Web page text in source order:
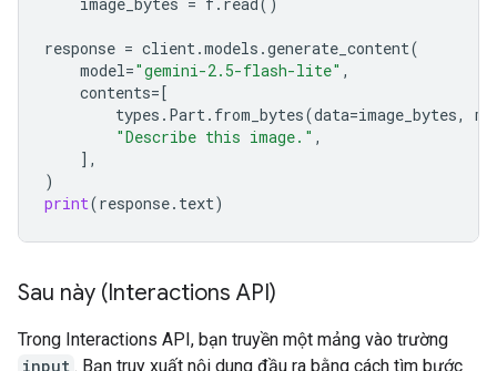
response = client.models .generate_content(
model="gemini-2.5-flash-lite" ,
contents=[
types . Part. from_bytes(data=image_bytes,
"Describe this image." ,
],
)
print(response. text)
Sau này (Interactions API)
Trong Interactions API, bạn truyền một mảng vào trường
input . Bạn truy xuất nội dung đầu ra bằng cách tìm bước